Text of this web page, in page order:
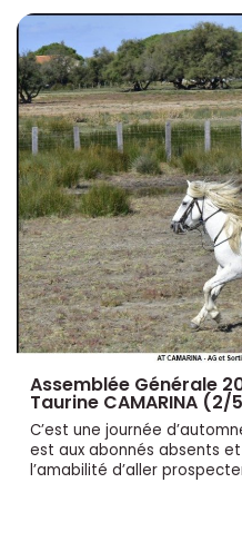
Assemblée Générale
Taurine CAMARINA (2/
C’est une journée
est aux abonnés absents
l’amabilité d’aller